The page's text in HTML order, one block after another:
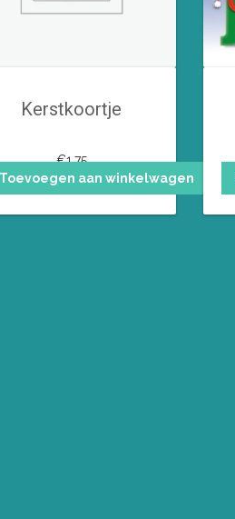
Kerstkoortje
€1,75
Toevoegen aan winkelwagen